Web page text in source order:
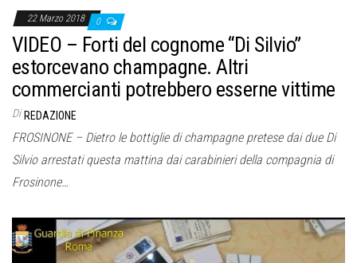
22 Marzo 2018 0
VIDEO – Forti del cognome “Di Silvio”
estorcevano champagne. Altri
commercianti potrebbero esserne vittime
Di REDAZIONE
FROSINONE – Dietro le bottiglie di champagne pretese dai due Di
Silvio arrestati questa mattina dai carabinieri della compagnia di
Frosinone…